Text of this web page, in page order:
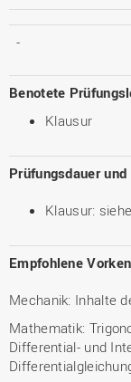
-
Benotete
Klausur
Prüfungsdauer
Klausur:
Empfohlene
Mechanik: Inhalte
Mathematik:
Differential- und